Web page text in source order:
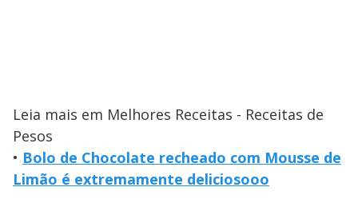
Leia mais em Melhores Receitas - Receitas de
Pesos
• Bolo de Chocolate recheado com Mousse de
Limão é extremamente deliciosooo